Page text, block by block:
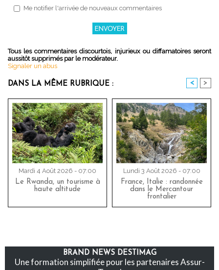
Me notifier l'arrivée de nouveaux commentaires
Tous les commentaires discourtois, injurieux ou diffamatoires seront
aussitôt supprimés par le modérateur.
Signaler un abus
DANS LA MÊME RUBRIQUE : < >
Mardi 4 Août 2026 - 07:00
Le Rwanda, un tourisme à
haute altitude
Lundi 3 Août 2026 - 07:00
France, Italie : randonnée
dans le Mercantour
frontalier
BRAND NEWS DESTIMAG
Une formation simplifiée pour les partenaires Assur-